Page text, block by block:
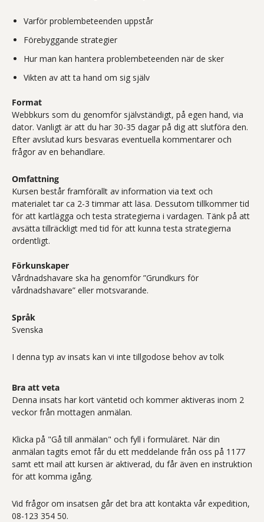
Varför problembeteenden uppstår
Förebyggande strategier
Hur man kan hantera problembeteenden när de sker
Vikten av att ta hand om sig själv
Format
Webbkurs som du genomför självständigt, på egen hand, via
dator. Vanligt är att du har 30-35 dagar på dig att slutföra den.
Efter avslutad kurs besvaras eventuella kommentarer och
frågor av en behandlare.
Omfattning
Kursen består framförallt av information via text och
materialet tar ca 2-3 timmar att läsa. Dessutom tillkommer tid
för att kartlägga och testa strategierna i vardagen. Tänk på att
avsätta tillräckligt med tid för att kunna testa strategierna
ordentligt.
Förkunskaper
Vårdnadshavare ska ha genomför ”Grundkurs för
vårdnadshavare” eller motsvarande.
Språk
Svenska
I denna typ av insats kan vi inte tillgodose behov av tolk
Bra att veta
Denna insats har kort väntetid och kommer aktiveras inom 2
veckor från mottagen anmälan.
Klicka på "Gå till anmälan" och fyll i formuläret. När din
anmälan tagits emot får du ett meddelande från oss på 1177
samt ett mail att kursen är aktiverad, du får även en instruktion
för att komma igång.
Vid frågor om insatsen går det bra att kontakta vår expedition,
08-123 354 50.